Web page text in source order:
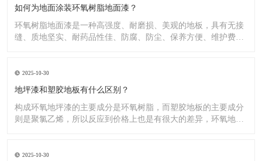
如何为地面涂装环氧树脂地面漆？
环氧树脂地面漆是一种高强度、耐磨损、美观的地板，具有无接
缝、质地坚实、耐药品性佳、防腐、防尘、保养方便、维护费用
2025-10-30
地坪漆和塑胶地板有什么区别？
构成环氧地坪漆的主要成分是环氧树脂，而塑胶地板的主要成分
则是聚氯乙烯，所以反应到价格上也是有很大的差异，环氧地坪
2025-10-30